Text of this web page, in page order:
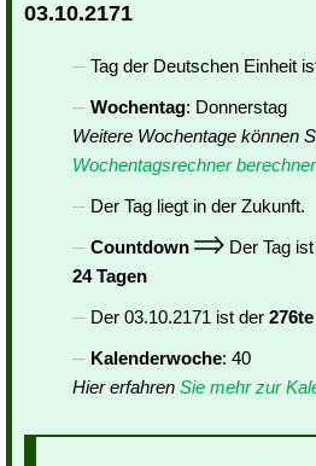
03.10.2171
Tag der Deutschen Einheit
Wochentag: Donnerstag
Weitere Wochentage können
Wochentagsrechner
Der Tag liegt in der Zukunft.
Countdown
Der Tag
24 Tagen
Der 03.10.2171 ist der
Kalenderwoche: 40
Hier erfahren Sie mehr zur